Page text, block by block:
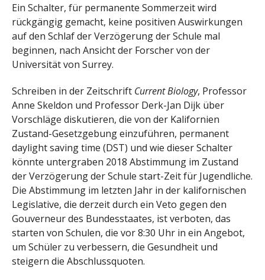
Ein Schalter, für permanente Sommerzeit wird
rückgängig gemacht, keine positiven Auswirkungen
auf den Schlaf der Verzögerung der Schule mal
beginnen, nach Ansicht der Forscher von der
Universität von Surrey.
Schreiben in der Zeitschrift Current Biology, Professor
Anne Skeldon und Professor Derk-Jan Dijk über
Vorschläge diskutieren, die von der Kalifornien
Zustand-Gesetzgebung einzuführen, permanent
daylight saving time (DST) und wie dieser Schalter
könnte untergraben 2018 Abstimmung im Zustand
der Verzögerung der Schule start-Zeit für Jugendliche.
Die Abstimmung im letzten Jahr in der kalifornischen
Legislative, die derzeit durch ein Veto gegen den
Gouverneur des Bundesstaates, ist verboten, das
starten von Schulen, die vor 8:30 Uhr in ein Angebot,
um Schüler zu verbessern, die Gesundheit und
steigern die Abschlussquoten.